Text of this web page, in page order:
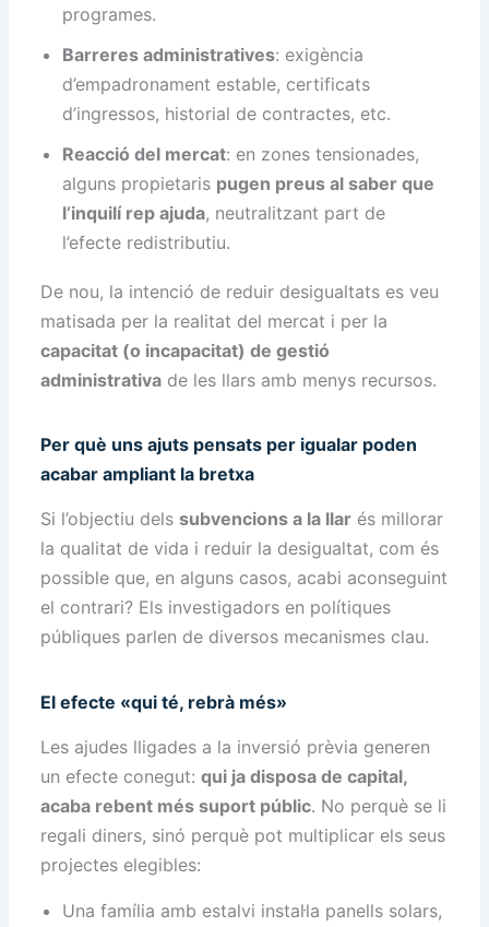
programes.
Barreres administratives: exigència
d’empadronament estable, certificats
d’ingressos, historial de contractes, etc.
Reacció del mercat: en zones tensionades,
alguns propietaris pugen preus al saber que
l’inquilí rep ajuda, neutralitzant part de
l’efecte redistributiu.
De nou, la intenció de reduir desigualtats es veu
matisada per la realitat del mercat i per la
capacitat (o incapacitat) de gestió
administrativa de les llars amb menys recursos.
Per què uns ajuts pensats per igualar poden
acabar ampliant la bretxa
Si l’objectiu dels subvencions a la llar és millorar
la qualitat de vida i reduir la desigualtat, com és
possible que, en alguns casos, acabi aconseguint
el contrari? Els investigadors en polítiques
públiques parlen de diversos mecanismes clau.
El efecte «qui té, rebrà més»
Les ajudes lligades a la inversió prèvia generen
un efecte conegut:qui ja disposa de capital,
acaba rebent més suport públic. No perquè se li
regali diners, sinó perquè pot multiplicar els seus
projectes elegibles:
Una família amb estalvi instal·la panells solars,